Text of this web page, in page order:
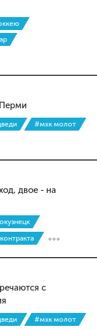
#мхк молот
двое - на
с
#мхк молот